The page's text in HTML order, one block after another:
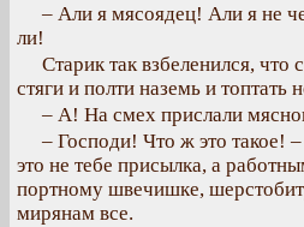
– Али я мясоядец! Али я не
ли!
Старик так взбеленился, что
стяги и полти наземь и топтать
– А! На смех прислали
– Господи! Что ж это такое!
это не тебе присылка, а
портному швечишке,
мирянам все.